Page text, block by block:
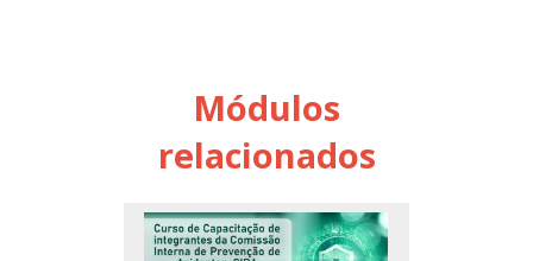
Módulos
relacionados